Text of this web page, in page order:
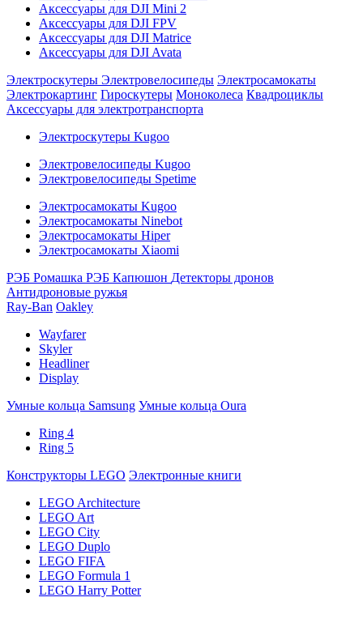
Аксессуары для DJI Mini 2
Аксессуары для DJI FPV
Аксессуары для DJI Matrice
Аксессуары для DJI Avata
Электроскутеры Электровелосипеды Электросамокаты
Электрокартинг Гироскутеры Моноколеса Квадроциклы
Аксессуары для электротранспорта
Электроскутеры Kugoo
Электровелосипеды Kugoo
Электровелосипеды Spetime
Электросамокаты Kugoo
Электросамокаты Ninebot
Электросамокаты Hiper
Электросамокаты Xiaomi
РЭБ Ромашка РЭБ Капюшон Детекторы дронов
Антидроновые ружья
Ray-Ban Oakley
Wayfarer
Skyler
Headliner
Display
Умные кольца Samsung Умные кольца Oura
Ring 4
Ring 5
Конструкторы LEGO Электронные книги
LEGO Architecture
LEGO Art
LEGO City
LEGO Duplo
LEGO FIFA
LEGO Formula 1
LEGO Harry Potter